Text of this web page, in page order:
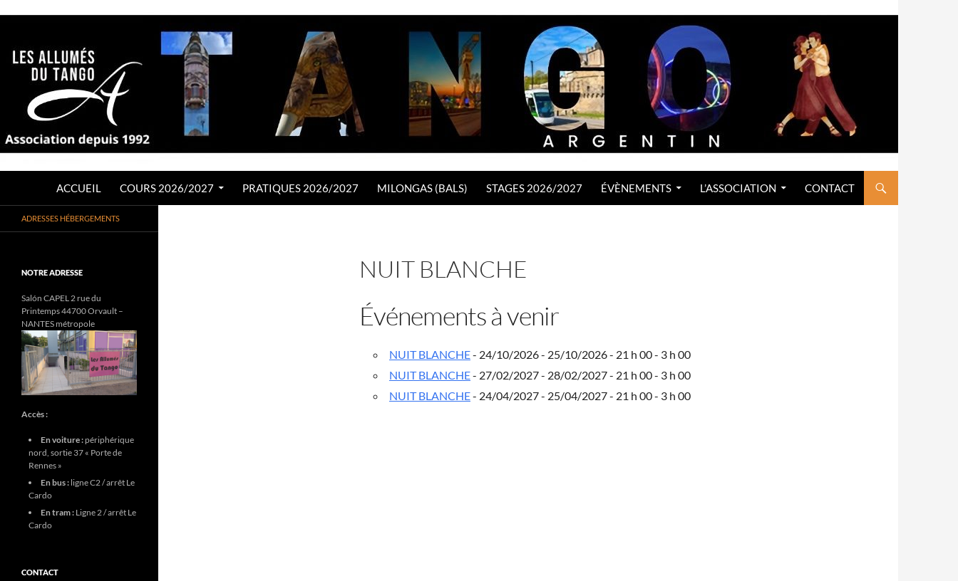
LES ALLUMÉS DU TANGO
ACCUEIL COURS 2026/2027 PRATIQUES 2026/2027 MILONGAS (BALS) STAGES 2026/2027 ÉVÈNEMENTS L’ASSOCIATION CONTACT
NUIT BLANCHE
Événements à venir
NUIT BLANCHE- 24/10/2026 - 25/10/2026 - 21 h 00 - 3 h 00
NUIT BLANCHE- 27/02/2027 - 28/02/2027 - 21 h 00 - 3 h 00
NUIT BLANCHE- 24/04/2027 - 25/04/2027 - 21 h 00 - 3 h 00
Association de Tango Argentin
depuis 1992
ADRESSES HÉBERGEMENTS
NOTRE ADRESSE
Salón CAPEL 2 rue du
Printemps 44700 Orvault –
NANTES métropole
Accès :
En voiture : périphérique
nord, sortie 37 « Porte de
Rennes »
En bus : ligne C2 / arrêt Le
Cardo
En tram : Ligne 2 / arrêt Le
Cardo
CONTACT